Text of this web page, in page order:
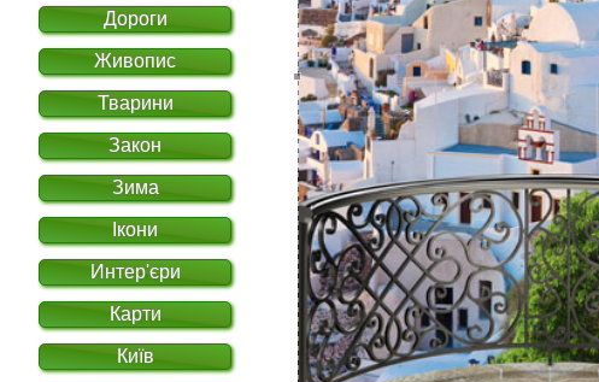
Дороги
Живопис
Тварини
Закон
Зима
Ікони
Интер'єри
Карти
Київ